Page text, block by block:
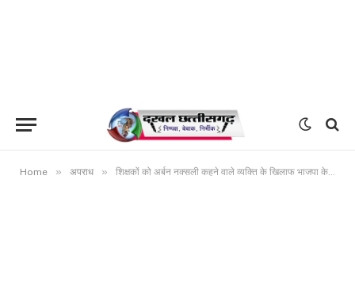
Home » अपराध » शिक्षकों को अर्बन नक्सली कहने वाले व्यक्ति के खिलाफ भाजपा के बड़े नेताओं सहित कलेक्टर एवं एसपी को शिकायत… एफआईआर दर्ज कर जेल भेजने एवं कड़ी कानूनी कार्यवाही करने की मांग….